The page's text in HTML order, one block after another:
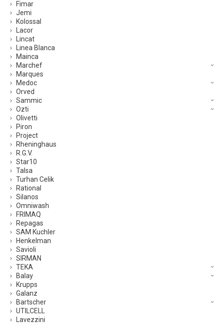
Fimar
Jemi
Kolossal
Lacor
Lincat
Linea Blanca
Mainca
Marchef
Marques
Medoc
Orved
Sammic
Ozti
Olivetti
Piron
Project
Rheninghaus
R.G.V.
Star10
Talsa
Turhan Celik
Rational
Silanos
Omniwash
FRIMAQ
Repagas
SAM Kuchler
Henkelman
Savioli
SIRMAN
TEKA
Balay
Krupps
Galanz
Bartscher
UTILCELL
Lavezzini